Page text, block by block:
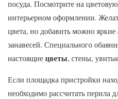
посуда. Посмотрите на
интерьерном оформлении.
цвета, но добавить можно
занавесей. Специального
настоящиецветы, стены,
Если площадка пристройки
необходимо рассчитать перила